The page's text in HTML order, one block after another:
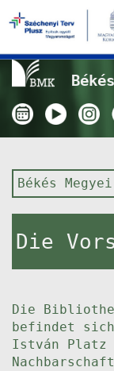
Die
Die
befindet sich
István Platz